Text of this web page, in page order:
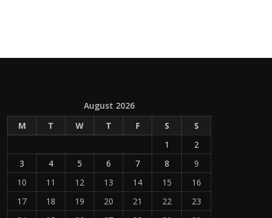
August 2026
M
T W T F S
S
1
2
3
4 5 6 7 8
9
10
11 12 13 14 15
16
17
18 19 20 21 22
23